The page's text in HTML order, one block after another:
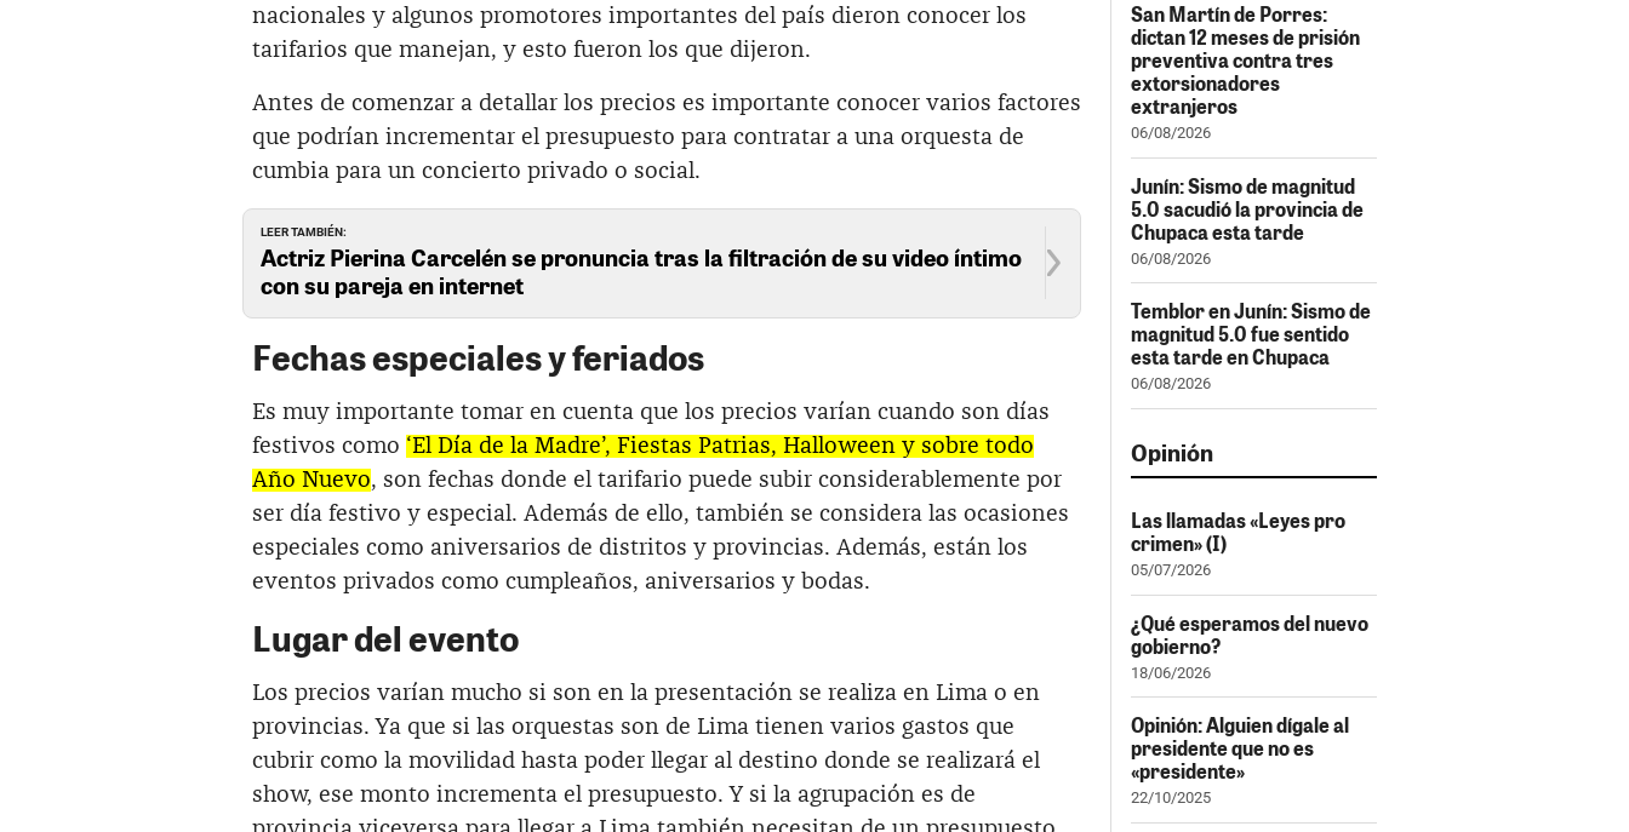
nacionales y algunos promotores importantes del país dieron conocer los
tarifarios que manejan, y esto fueron los que dijeron.
Antes de comenzar a detallar los precios es importante conocer varios factores
que podrían incrementar el presupuesto para contratar a una orquesta de
cumbia para un concierto privado o social.
LEER TAMBIÉN:
Actriz Pierina Carcelén se pronuncia tras la filtración de su video íntimo
con su pareja en internet
Fechas especiales y feriados
Es muy importante tomar en cuenta que los precios varían cuando son días
festivos como ‘El Día de la Madre’, Fiestas Patrias, Halloween y sobre todo
Año Nuevo, son fechas donde el tarifario puede subir considerablemente por
ser día festivo y especial. Además de ello, también se considera las ocasiones
especiales como aniversarios de distritos y provincias. Además, están los
eventos privados como cumpleaños, aniversarios y bodas.
Lugar del evento
Los precios varían mucho si son en la presentación se realiza en Lima o en
provincias. Ya que si las orquestas son de Lima tienen varios gastos que
cubrir como la movilidad hasta poder llegar al destino donde se realizará el
show, ese monto incrementa el presupuesto. Y si la agrupación es de
San Martín de Porres:
dictan 12 meses de prisión
preventiva contra tres
extorsionadores
extranjeros
06/08/2026
Junín: Sismo de magnitud
5.0 sacudió la provincia de
Chupaca esta tarde
06/08/2026
Temblor en Junín: Sismo de
magnitud 5.0 fue sentido
esta tarde en Chupaca
06/08/2026
Opinión
Las llamadas «Leyes pro
crimen» (I)
05/07/2026
¿Qué esperamos del nuevo
gobierno?
18/06/2026
Opinión: Alguien dígale al
presidente que no es
«presidente»
22/10/2025